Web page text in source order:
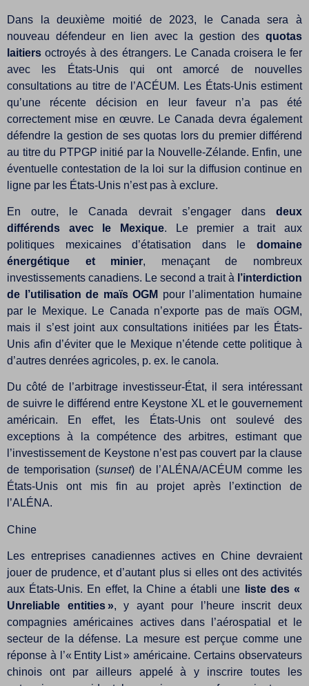
Dans la deuxième moitié de 2023, le Canada sera à
nouveau défendeur en lien avec la gestion des quotas
laitiers octroyés à des étrangers. Le Canada croisera le fer
avec les États-Unis qui ont amorcé de nouvelles
consultations au titre de l’ACÉUM. Les États-Unis estiment
qu’une récente décision en leur faveur n’a pas été
correctement mise en œuvre. Le Canada devra également
défendre la gestion de ses quotas lors du premier différend
au titre du PTPGP initié par la Nouvelle-Zélande. Enfin, une
éventuelle contestation de la loi sur la diffusion continue en
ligne par les États-Unis n’est pas à exclure.
En outre, le Canada devrait s’engager dans deux
différends avec le Mexique. Le premier a trait aux
politiques mexicaines d’étatisation dans le domaine
énergétique et minier, menaçant de nombreux
investissements canadiens. Le second a trait à l’interdiction
de l’utilisation de maïs OGM pour l’alimentation humaine
par le Mexique. Le Canada n’exporte pas de maïs OGM,
mais il s’est joint aux consultations initiées par les États-
Unis afin d’éviter que le Mexique n’étende cette politique à
d’autres denrées agricoles, p. ex. le canola.
Du côté de l’arbitrage investisseur-État, il sera intéressant
de suivre le différend entre Keystone XL et le gouvernement
américain. En effet, les États-Unis ont soulevé des
exceptions à la compétence des arbitres, estimant que
l’investissement de Keystone n’est pas couvert par la clause
de temporisation (sunset) de l’ALÉNA/ACÉUM comme les
États-Unis ont mis fin au projet après l’extinction de
l’ALÉNA.
Chine
Les entreprises canadiennes actives en Chine devraient
jouer de prudence, et d’autant plus si elles ont des activités
aux États-Unis. En effet, la Chine a établi une
liste des «
Unreliable entities », y ayant pour l’heure inscrit deux
compagnies américaines actives dans l’aérospatial et le
secteur de la défense. La mesure est perçue comme une
réponse à l’« Entity List » américaine. Certains observateurs
chinois ont par ailleurs appelé à y inscrire toutes les